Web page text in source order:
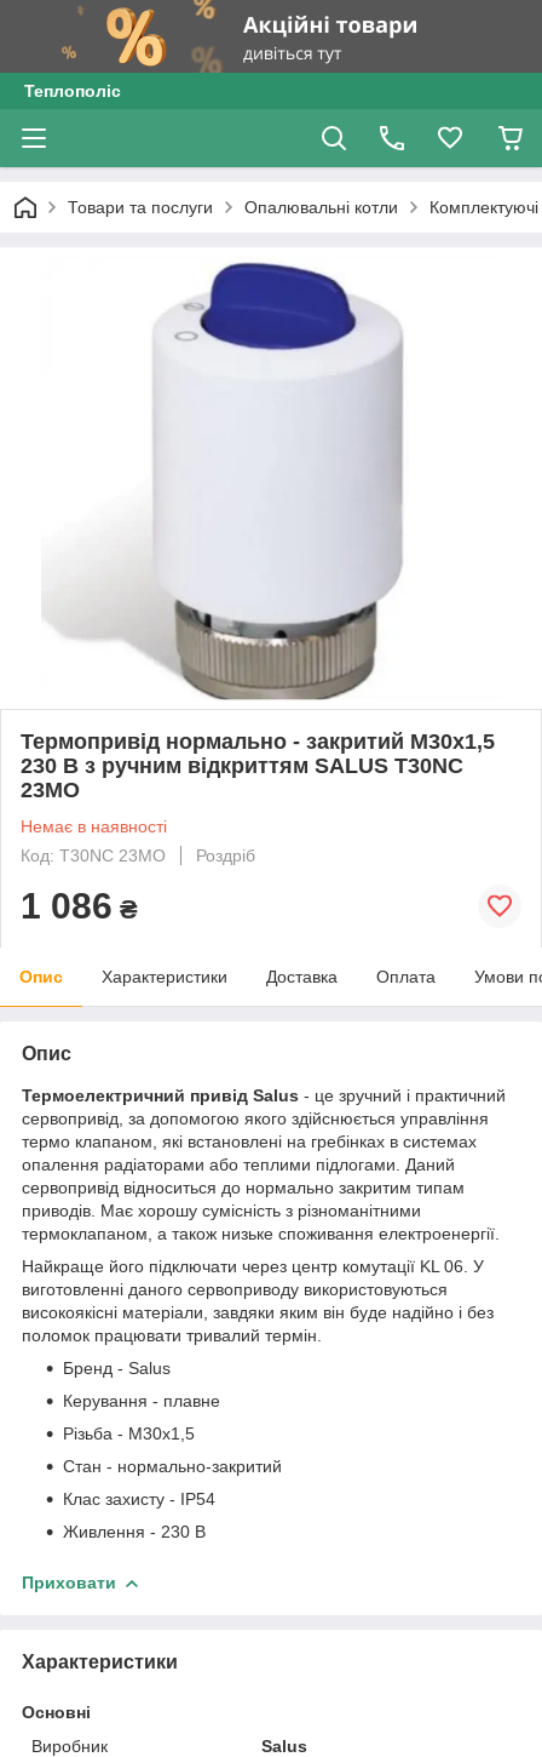
Теплополіс
Товари та послуги Опалювальні котли Комплектуючі
Термопривід нормально - закритий M30x1,5
230 В з ручним відкриттям SALUS T30NC
23MO
Немає в наявності
Код: T30NC 23MO
Роздріб
1 086 ₴
Опис Характеристики Доставка Оплата Умови
Опис
Термоелектричний привід Salus - це зручний і практичний
сервопривід, за допомогою якого здійснюється управління
термо клапаном, які встановлені на гребінках в системах
опалення радіаторами або теплими підлогами. Даний
сервопривід відноситься до нормально закритим типам
приводів. Має хорошу сумісність з різноманітними
термоклапаном, а також низьке споживання електроенергії.
Найкраще його підключати через центр комутації KL 06. У
виготовленні даного сервоприводу використовуються
високоякісні матеріали, завдяки яким він буде надійно і без
поломок працювати тривалий термін.
Бренд - Salus
Керування - плавне
Різьба - M30x1,5
Стан - нормально-закритий
Клас захисту - IP54
Живлення - 230 В
Приховати
Характеристики
Основні
Виробник
Salus